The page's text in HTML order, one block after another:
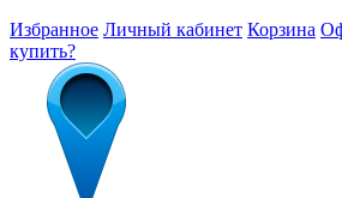
Избранное Личный кабинет Корзина
купить?